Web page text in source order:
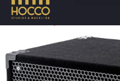
Accueil/Amplis